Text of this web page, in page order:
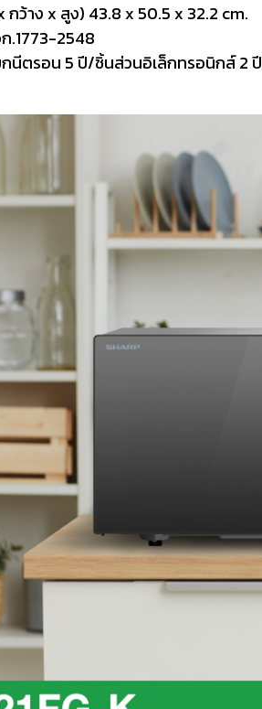
กว้าง x สูง) 43.8 x 50.5 x 32.2 cm.
.1773-2548
นีตรอน 5 ปี/ชิ้นส่วนอิเล็กทรอนิกส์ 2 ปี